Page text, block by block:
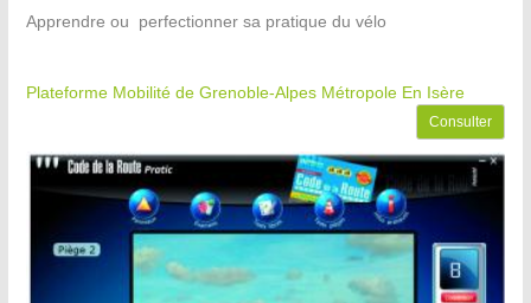
Apprendre ou perfectionner sa pratique du vélo
Plateforme Mobilité de Grenoble-Alpes Métropole En Isère
Consulter